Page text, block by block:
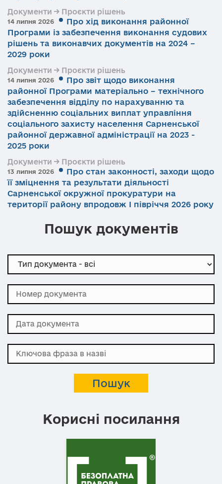
Документи → Проєкти рішень
14 липня 2026
Про хід виконання районної
Програми із забезпечення виконання судових
рішень та виконавчих документів на 2024 –
2029 роки
Документи → Проєкти рішень
14 липня 2026
Про звіт щодо виконання
районної Програми матеріально – технічного
забезпечення відділу по нарахуванню та
здійсненню соціальних виплат управління
соціального захисту населення Сарненської
районної державної адміністрації на 2023 -
2025 роки
Документи → Проєкти рішень
13 липня 2026
Про стан законності, заходи щодо
її зміцнення та результати діяльності
Сарненської окружної прокуратури на
території району впродовж І півріччя 2026 року
Пошук документів
Корисні посилання